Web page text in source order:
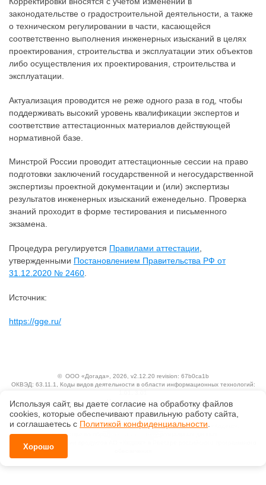
законодательстве о градостроительной деятельности, а также
о техническом регулировании в части, касающейся
соответственно выполнения инженерных изысканий в целях
проектирования, строительства и эксплуатации этих объектов
либо осуществления их проектирования, строительства и
эксплуатации.
Актуализация проводится не реже одного раза в год, чтобы
поддерживать высокий уровень квалификации экспертов и
соответствие аттестационных материалов действующей
нормативной базе.
Минстрой России проводит аттестационные сессии на право
подготовки заключений государственной и негосударственной
экспертизы проектной документации и (или) экспертизы
результатов инженерных изысканий еженедельно. Проверка
знаний проходит в форме тестирования и письменного
экзамена.
Процедура регулируется Правилами аттестации
утвержденными Постановлением Правительства РФ от
31.12.2020 № 2460
Источник:
https://gge.ru/
© ООО «Догада» , 2026, v2.12.20 revision: 67b0ca1b
ОКВЭД: 63.11.1, Коды видов деятельности в области информационных технологий:
Исключительные авторские и смежные права принадлежат АО «Кодекс».
Положение по обработке и защите персональных данных
Справка о регистрации продуктов АО «Кодекс» в Реестре российского программного
Используя сайт, вы даете согласие на обработку файлов
сооkiеs, которые обеспечивают правильную работу сайта,
и соглашаетесь с Политикой конфиденциальности.
Хорошо